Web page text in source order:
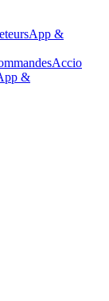
App &
Accio
&